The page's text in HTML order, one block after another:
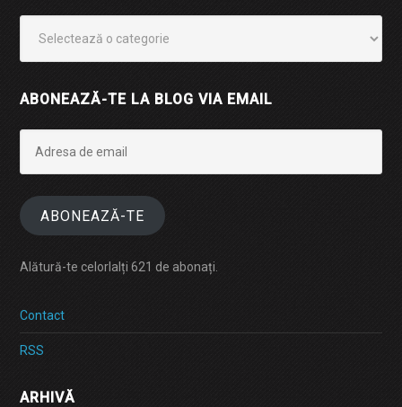
ABONEAZĂ-TE LA BLOG VIA EMAIL
email
ABONEAZĂ-TE
Alătură-te celorlalți 621 de abonați.
Contact
RSS
ARHIVĂ